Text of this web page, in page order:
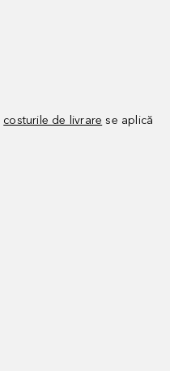
costurile de livrare se aplică